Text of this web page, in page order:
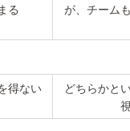
る
が、チーム
得ない
どちらかと